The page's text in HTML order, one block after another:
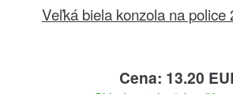
Veľká biela konzola na police
Cena: 13.20